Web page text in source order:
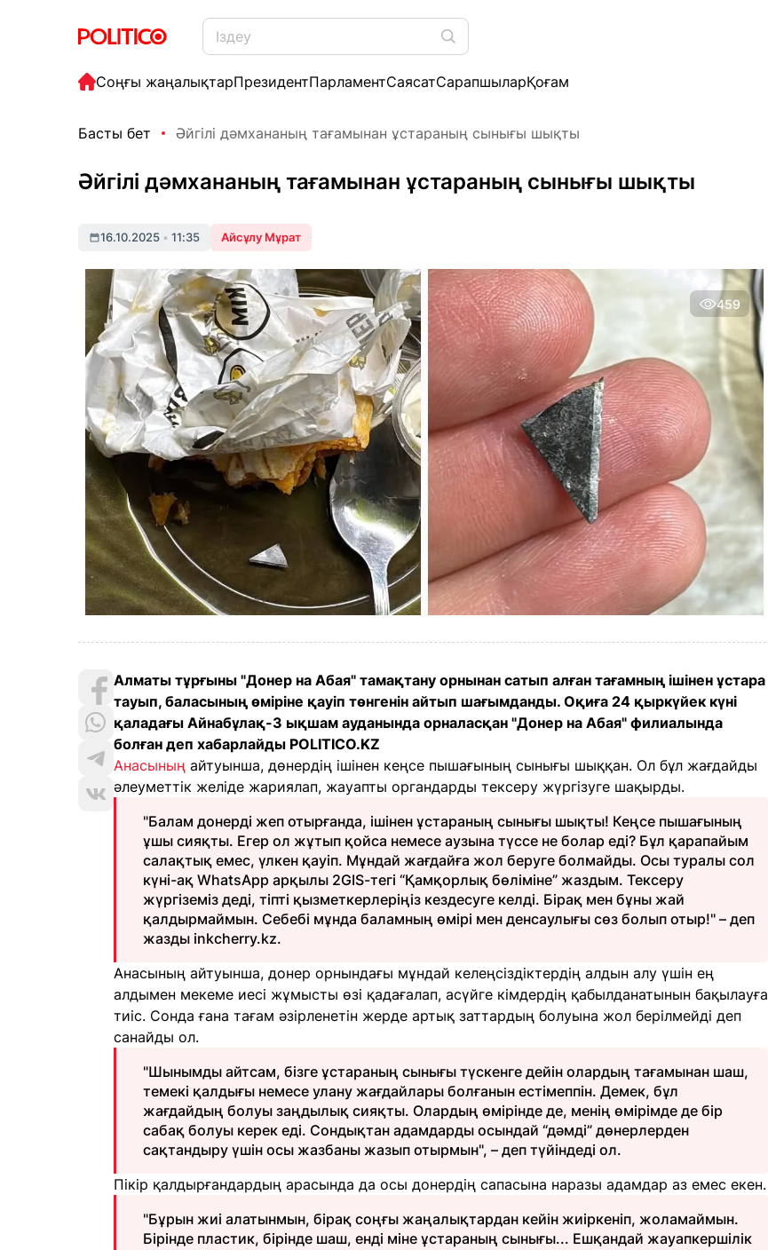
Соңғы жаңалықтарПрезидентПарламентСаясатСарапшыларҚоғам
Басты бет Әйгілі дәмхананың тағамынан ұстараның сынығы шықты
Әйгілі дәмхананың тағамынан ұстараның сынығы шықты
16.10.2025 • 11:35 Айсұлу Мұрат
459
Алматы тұрғыны "Донер на Абая" тамақтану орнынан сатып алған тағамның ішінен ұстара
тауып, баласының өміріне қауіп төнгенін айтып шағымданды. Оқиға 24 қыркүйек күні
қаладағы Айнабұлақ-3 ықшам ауданында орналасқан "Донер на Абая" филиалында
болған деп хабарлайды POLITICO.KZ
Анасының айтуынша, дөнердің ішінен кеңсе пышағының сынығы шыққан. Ол бұл жағдайды
әлеуметтік желіде жариялап, жауапты органдарды тексеру жүргізуге шақырды.
"Балам донерді жеп отырғанда, ішінен ұстараның сынығы шықты! Кеңсе пышағының
ұшы сияқты. Егер ол жұтып қойса немесе аузына түссе не болар еді? Бұл қарапайым
салақтық емес, үлкен қауіп. Мұндай жағдайға жол беруге болмайды. Осы туралы сол
күні-ақ WhatsApp арқылы 2GIS-тегі “Қамқорлық бөліміне” жаздым. Тексеру
жүргіземіз деді, тіпті қызметкерлеріңіз кездесуге келді. Бірақ мен бұны жай
қалдырмаймын. Себебі мұнда баламның өмірі мен денсаулығы сөз болып отыр!" – деп
жазды inkcherry.kz.
Анасының айтуынша, донер орнындағы мұндай келеңсіздіктердің алдын алу үшін ең
алдымен мекеме иесі жұмысты өзі қадағалап, асүйге кімдердің қабылданатынын бақылауға
тиіс. Сонда ғана тағам әзірленетін жерде артық заттардың болуына жол берілмейді деп
санайды ол.
"Шынымды айтсам, бізге ұстараның сынығы түскенге дейін олардың тағамынан шаш,
темекі қалдығы немесе улану жағдайлары болғанын естімеппін. Демек, бұл
жағдайдың болуы заңдылық сияқты. Олардың өмірінде де, менің өмірімде де бір
сабақ болуы керек еді. Сондықтан адамдарды осындай “дәмді” дөнерлерден
сақтандыру үшін осы жазбаны жазып отырмын", – деп түйіндеді ол.
Пікір қалдырғандардың арасында да осы донердің сапасына наразы адамдар аз емес екен.
"Бұрын жиі алатынмын, бірақ соңғы жаңалықтардан кейін жиіркеніп, жоламаймын.
Бірінде пластик, бірінде шаш, енді міне ұстараның сынығы... Ешқандай жауапкершілік